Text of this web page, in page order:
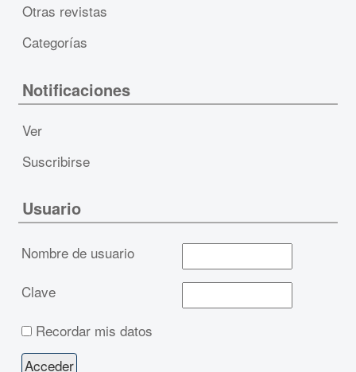
Otras revistas
Categorías
Notificaciones
Ver
Suscribirse
Usuario
Nombre de usuario
Clave
Recordar mis datos